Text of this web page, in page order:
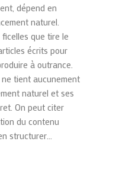
dépend en
naturel.
que tire le
écrits pour
à outrance.
tient aucunement
naturel et ses
On peut citer
du contenu
structurer...